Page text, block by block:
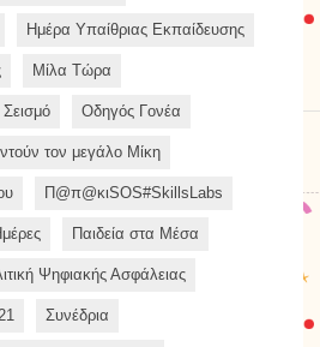
Ημέρα Υπαίθριας Εκπαίδευσης
Μίλα Τώρα
Οδηγός Γονέα
τον μεγάλο Μίκη
Π@π@κιSOS#SkillsLabs
Παιδεία στα Μέσα
Ψηφιακής Ασφάλειας
Συνέδρια